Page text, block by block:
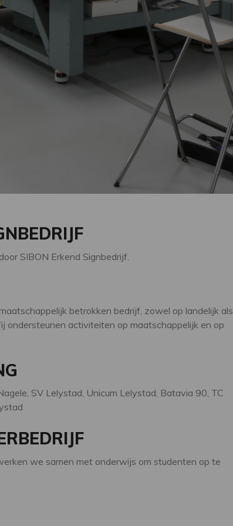
SIBON Erkend Signbedrijf.
betrokken bedrijf, zowel op landelijk als
ondersteunen activiteiten op maatschappelijk en op
SV Lelystad, Unicum Lelystad, Batavia 90, TC
we samen met onderwijs om studenten op te